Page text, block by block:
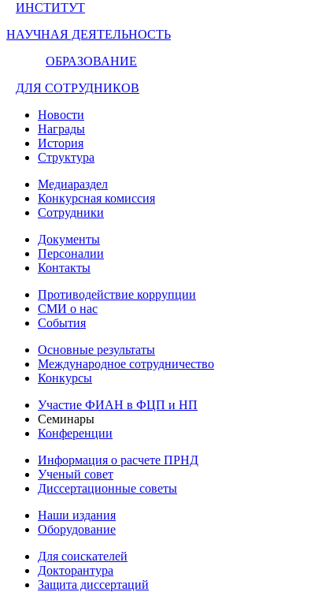
ИНСТИТУТ
НАУЧНАЯ ДЕЯТЕЛЬНОСТЬ
ОБРАЗОВАНИЕ
ДЛЯ СОТРУДНИКОВ
Новости
Награды
История
Структура
Медиараздел
Конкурсная комиссия
Сотрудники
Документы
Персоналии
Контакты
Противодействие коррупции
СМИ о нас
События
Основные результаты
Международное сотрудничество
Конкурсы
Участие ФИАН в ФЦП и НП
Семинары
Конференции
Информация о расчете ПРНД
Ученый совет
Диссертационные советы
Наши издания
Оборудование
Для соискателей
Докторантура
Защита диссертаций